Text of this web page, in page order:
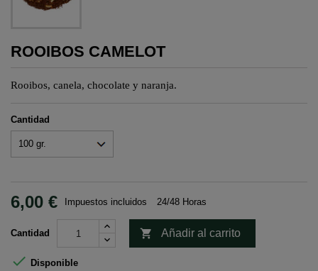
ROOIBOS CAMELOT
Rooibos, canela, chocolate y naranja.
Cantidad
6,00 € Impuestos incluidos 24/48 Horas
Cantidad  Añadir al carrito
 Disponible